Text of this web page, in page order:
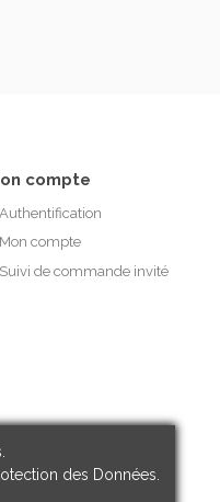
compte
Authentification
Mon compte
Suivi de commande invité
des Données.